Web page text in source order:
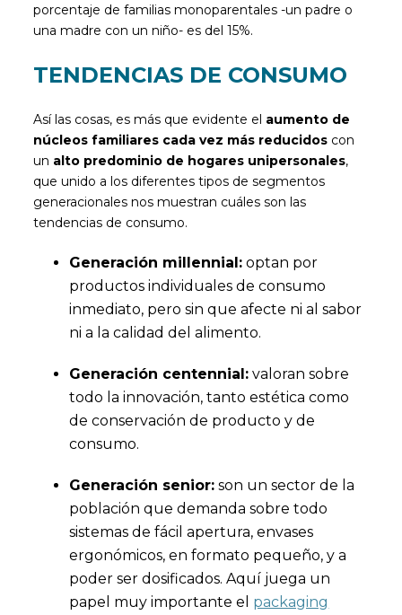
porcentaje de familias monoparentales -un padre o
una madre con un niño- es del 15%.
TENDENCIAS DE CONSUMO
Así las cosas, es más que evidente el aumento de
núcleos familiares cada vez más reducidos con
un alto predominio de hogares unipersonales,
que unido a los diferentes tipos de segmentos
generacionales nos muestran cuáles son las
tendencias de consumo.
Generación millennial: optan por
productos individuales de consumo
inmediato, pero sin que afecte ni al sabor
ni a la calidad del alimento.
Generación centennial: valoran sobre
todo la innovación, tanto estética como
de conservación de producto y de
consumo.
Generación senior: son un sector de la
población que demanda sobre todo
sistemas de fácil apertura, envases
ergonómicos, en formato pequeño, y a
poder ser dosificados. Aquí juega un
papel muy importante el packaging